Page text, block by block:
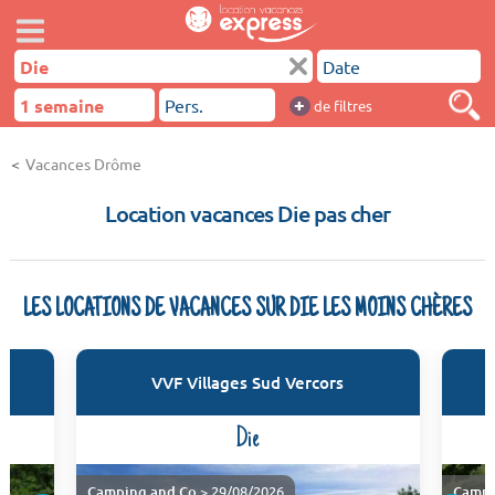
+ de filtres
Vacances Drôme
Location vacances Die pas cher
LES LOCATIONS DE VACANCES SUR DIE LES MOINS CHÈRES
VVF Villages Sud Vercors
Die
> 29/08/2026